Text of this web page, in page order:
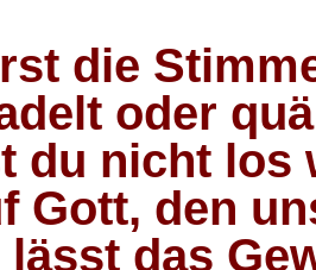
die
oder
du nicht los
Gott, den
lässt das